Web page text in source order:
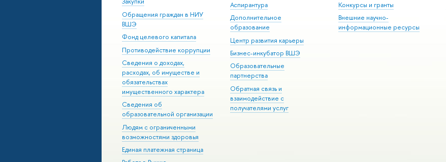
Обращения граждан в НИУ
ВШЭ
Фонд целевого капитала
Противодействие коррупции
Сведения о доходах,
расходах, об имуществе и
обязательствах
имущественного характера
Сведения об
образовательной организации
Людям с ограниченными
возможностями здоровья
Единая платежная страница
Аспирантура
Дополнительное
образование
Центр развития карьеры
Бизнес-инкубатор ВШЭ
Образовательные
партнерства
Обратная связь и
взаимодействие с
получателями услуг
Конкурсы и гранты
Внешние научно-
информационные ресурсы